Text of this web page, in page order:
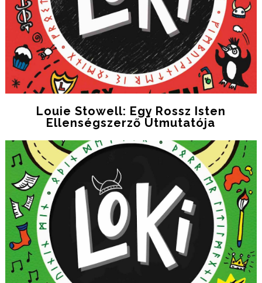
Louie Stowell: Egy Rossz Isten
Ellenségszerző Útmutatója